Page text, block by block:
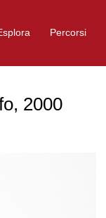
Percorsi
2000